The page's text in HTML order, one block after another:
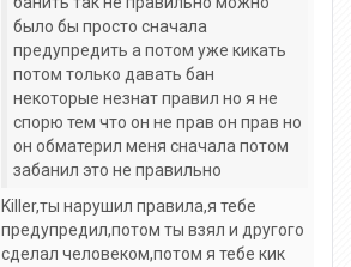
было бы просто сначала
предупредить а потом уже кикать
потом только давать бан
некоторые незнат правил но я не
спорю тем что он не прав он прав но
он обматерил меня сначала потом
забанил это не правильно
Killer,ты нарушил правила,я тебе
предупредил,потом ты взял и другого
сделал человеком,потом я тебе кик